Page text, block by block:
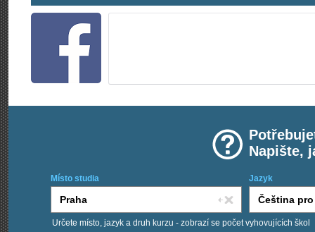
Napište,
Místo studia Jazyk
Určete místo, jazyk a druh kurzu - zobrazí se počet vyhovujících škol